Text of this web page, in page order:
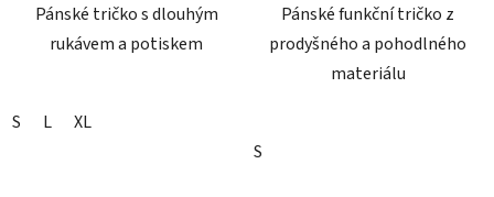
Pánské tričko s dlouhým
rukávem a potiskem
S L XL
Pánské funkční tričko z
prodyšného a pohodlného
materiálu
S